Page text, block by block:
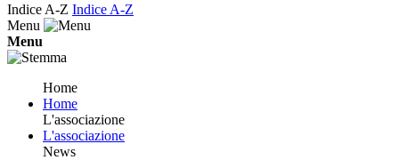
Indice A-Z Indice A-Z
Menu
Menu
Home
Home
L'associazione
L'associazione
News